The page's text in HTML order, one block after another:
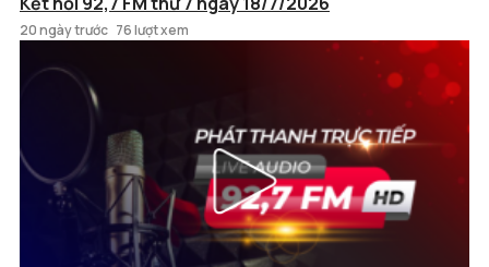
20 ngày trước 76 lượt xem